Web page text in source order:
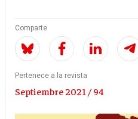
Comparte
Pertenece a la revista
Septiembre 2021 / 94